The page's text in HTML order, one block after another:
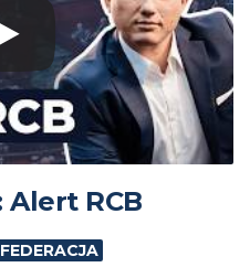
RCB